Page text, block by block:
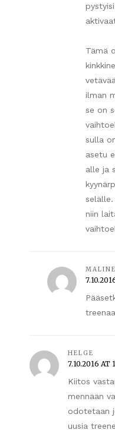
Tämä
ilman
se on
sulla
asetu
alle ja
niin
HELGE
7.10.2016 AT
Kiitos
mennään
odotetaan
uusia